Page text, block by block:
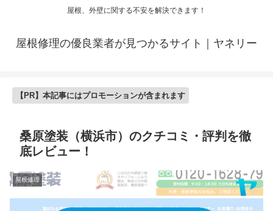
屋根、外壁に関する不安を解決できます！
屋根修理の優良業者が見つかるサイト｜ヤネリー
【PR】本記事にはプロモーションが含まれます
桑原塗装（横浜市）のクチコミ・評判を徹
底レビュー！
屋根修理